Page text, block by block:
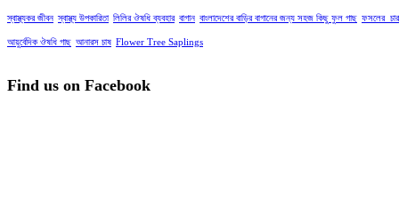
স্বাস্থ্যকর জীবন স্বাস্থ্য উপকারিতা লিলির ঔষধি ব্যবহার বাগান বাংলাদেশের বাড়ির বাগানের জন্য সহজ কিছু ফুল গাছ
আয়ুর্বেদিক ঔষধি গাছ আনারস চাষ Flower Tree Saplings
Find us on Facebook